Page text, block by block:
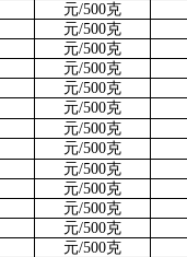
元/500克
元/500克
元/500克
元/500克
元/500克
元/500克
元/500克
元/500克
元/500克
元/500克
元/500克
元/500克
元/500克